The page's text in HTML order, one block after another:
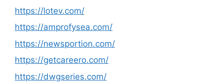
https://lotev.com/
https://amprofysea.com/
https://newsportion.com/
https://getcareero.com/
https://dwgseries.com/